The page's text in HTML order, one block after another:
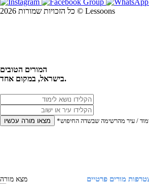
כל הזכויות שמורות 2026 © Lessoons
המורים הטובים
בישראל, במקום אחד.
מצאו מורה עכשיו / עיר מהרשימה שבשדה החיפוש
מורים פרטיים מצא מורה